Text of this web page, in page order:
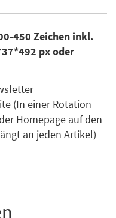
450 Zeichen inkl.
px oder
(In einer Rotation
Homepage auf den
an jeden Artikel)